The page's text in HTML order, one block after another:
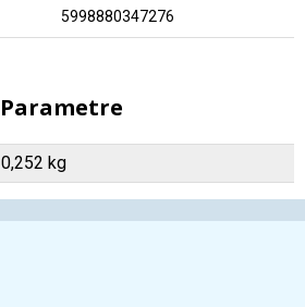
5998880347276
Parametre
0,252 kg